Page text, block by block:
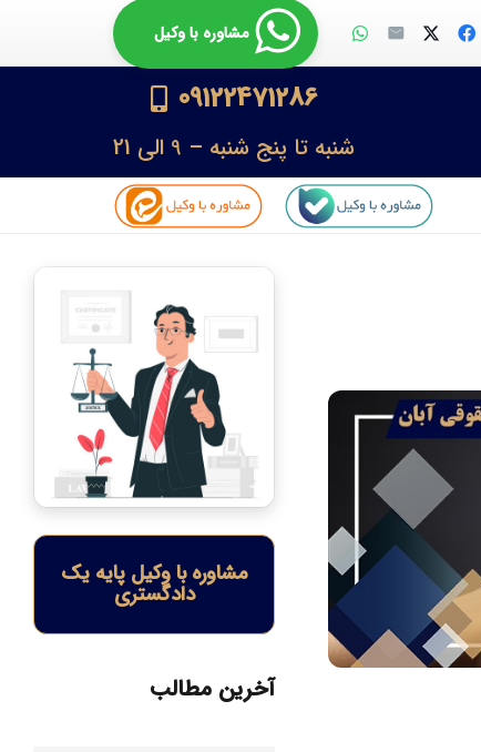
مشاوره با وکیل
09122471286
شنبه تا پنج شنبه – 9 الی 21
مشاوره با وکیل پایه یک
دادگستری
آخرین مطالب